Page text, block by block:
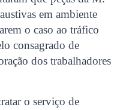
em ambiente
o caso ao tráfico
consagrado de
dos trabalhadores
o serviço de